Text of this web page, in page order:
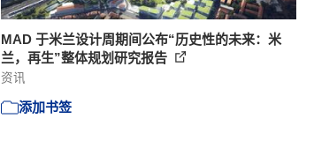
MAD 于米兰设计周期间公布“历史性的未来：米
兰，再生”整体规划研究报告
资讯
添加书签